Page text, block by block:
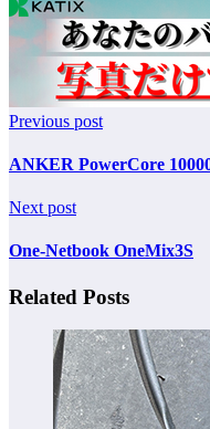
Previous post
ANKER PowerCore
Next post
One-Netbook OneMix3S
Related Posts